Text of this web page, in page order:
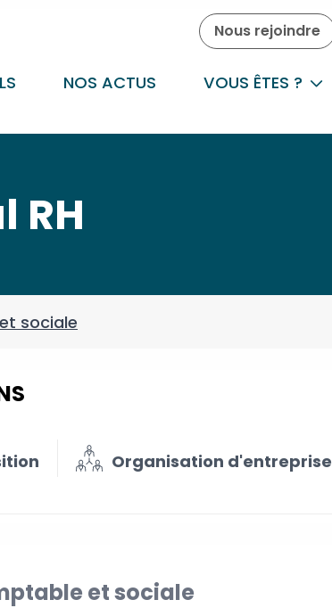
Nous rejoindre
NOS ACTUS VOUS ÊTES ?
RH
sociale
Organisation d'entreprise
et sociale